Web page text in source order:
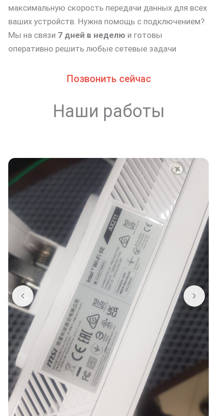
максимальную скорость передачи данных для всех
ваших устройств. Нужна помощь с подключением?
Мы на связи 7 дней в неделю и готовы
оперативно решить любые сетевые задачи
Позвонить сейчас
Наши работы